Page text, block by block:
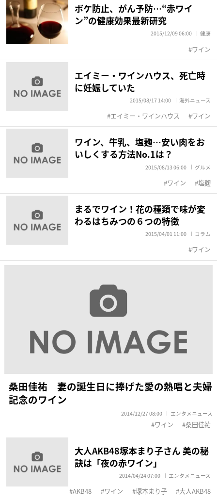
ボケ防止、がん予防…“赤ワイ
ン”の健康効果最新研究
2015/12/09 06:00 健康
ワイン
エイミー・ワインハウス、死亡時
に妊娠していた
2015/08/17 14:00 海外ニュース
エイミー・ワインハウス ワイン
ワイン、牛乳、塩麹…安い肉をお
いしくする方法No.1は？
2015/08/13 06:00 グルメ
ワイン 塩麹
まるでワイン！花の種類で味が変
わるはちみつの６つの特徴
2015/04/01 11:00 コラム
ワイン
桑田佳祐 妻の誕生日に捧げた愛の熱唱と夫婦
記念のワイン
2014/12/27 08:00 エンタメニュース
ワイン 桑田佳祐
大人AKB48塚本まり子さん 美の秘
訣は「夜の赤ワイン」
2014/04/24 07:00 エンタメニュース
AKB48 ワイン 塚本まり子 大人AKB48